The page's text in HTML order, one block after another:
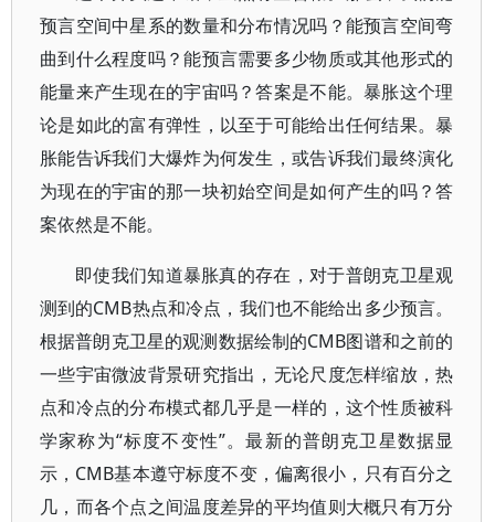
预言空间中星系的数量和分布情况吗？能预言空间弯
曲到什么程度吗？能预言需要多少物质或其他形式的
能量来产生现在的宇宙吗？答案是不能。暴胀这个理
论是如此的富有弹性，以至于可能给出任何结果。暴
胀能告诉我们大爆炸为何发生，或告诉我们最终演化
为现在的宇宙的那一块初始空间是如何产生的吗？答
案依然是不能。
即使我们知道暴胀真的存在，对于普朗克卫星观
测到的CMB热点和冷点，我们也不能给出多少预言。
根据普朗克卫星的观测数据绘制的CMB图谱和之前的
一些宇宙微波背景研究指出，无论尺度怎样缩放，热
点和冷点的分布模式都几乎是一样的，这个性质被科
学家称为“标度不变性”。最新的普朗克卫星数据显
示，CMB基本遵守标度不变，偏离很小，只有百分之
几，而各个点之间温度差异的平均值则大概只有万分